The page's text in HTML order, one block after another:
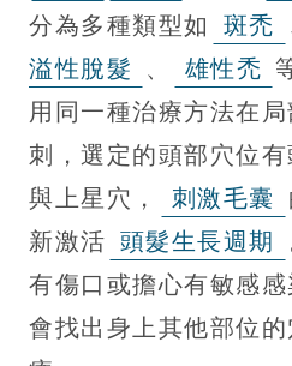
分為多種類型如 斑禿
溢性脫髮 、 雄性禿
用同一種治療方法在
刺，選定的頭部穴位有
與上星穴，
刺激毛囊
新激活 頭髮生長週期
有傷口或擔心有敏感
會找出身上其他部位